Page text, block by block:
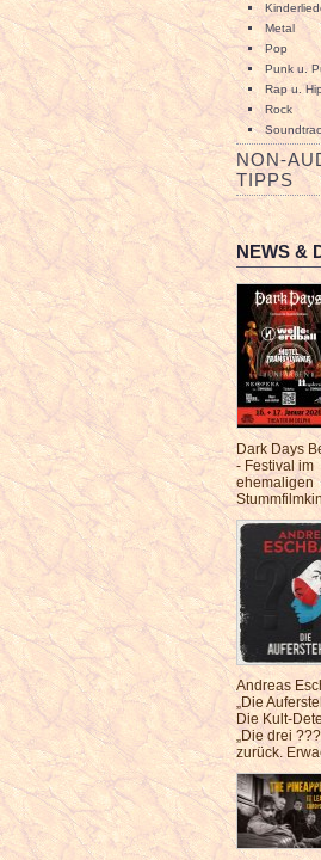
Metal
Pop
Punk u.
Rap u.
Rock
NON-
TIPPS
NEWS &
Dark Days
- Festival im
ehemaligen
Andreas
„Die
Die Kult-
„Die drei
zurück.